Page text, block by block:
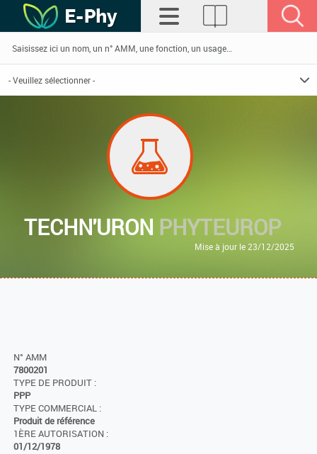
TECHN'URON PHYTEUROP
Mise à jour le 23/12/2025
N° AMM
7800201
TYPE DE PRODUIT :
PPP
TYPE COMMERCIAL :
Produit de référence
1ÈRE AUTORISATION :
01/12/1978